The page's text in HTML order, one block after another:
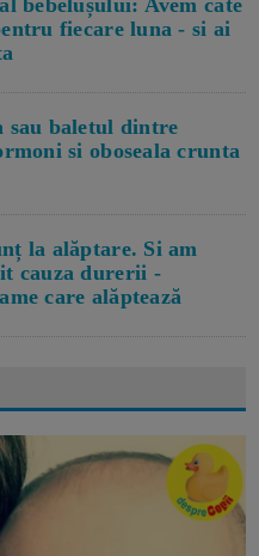
bebelușului: Avem cate
fiecare luna - si ai
sau baletul dintre
si oboseala crunta
la alăptare. Si am
cauza durerii -
care alăptează